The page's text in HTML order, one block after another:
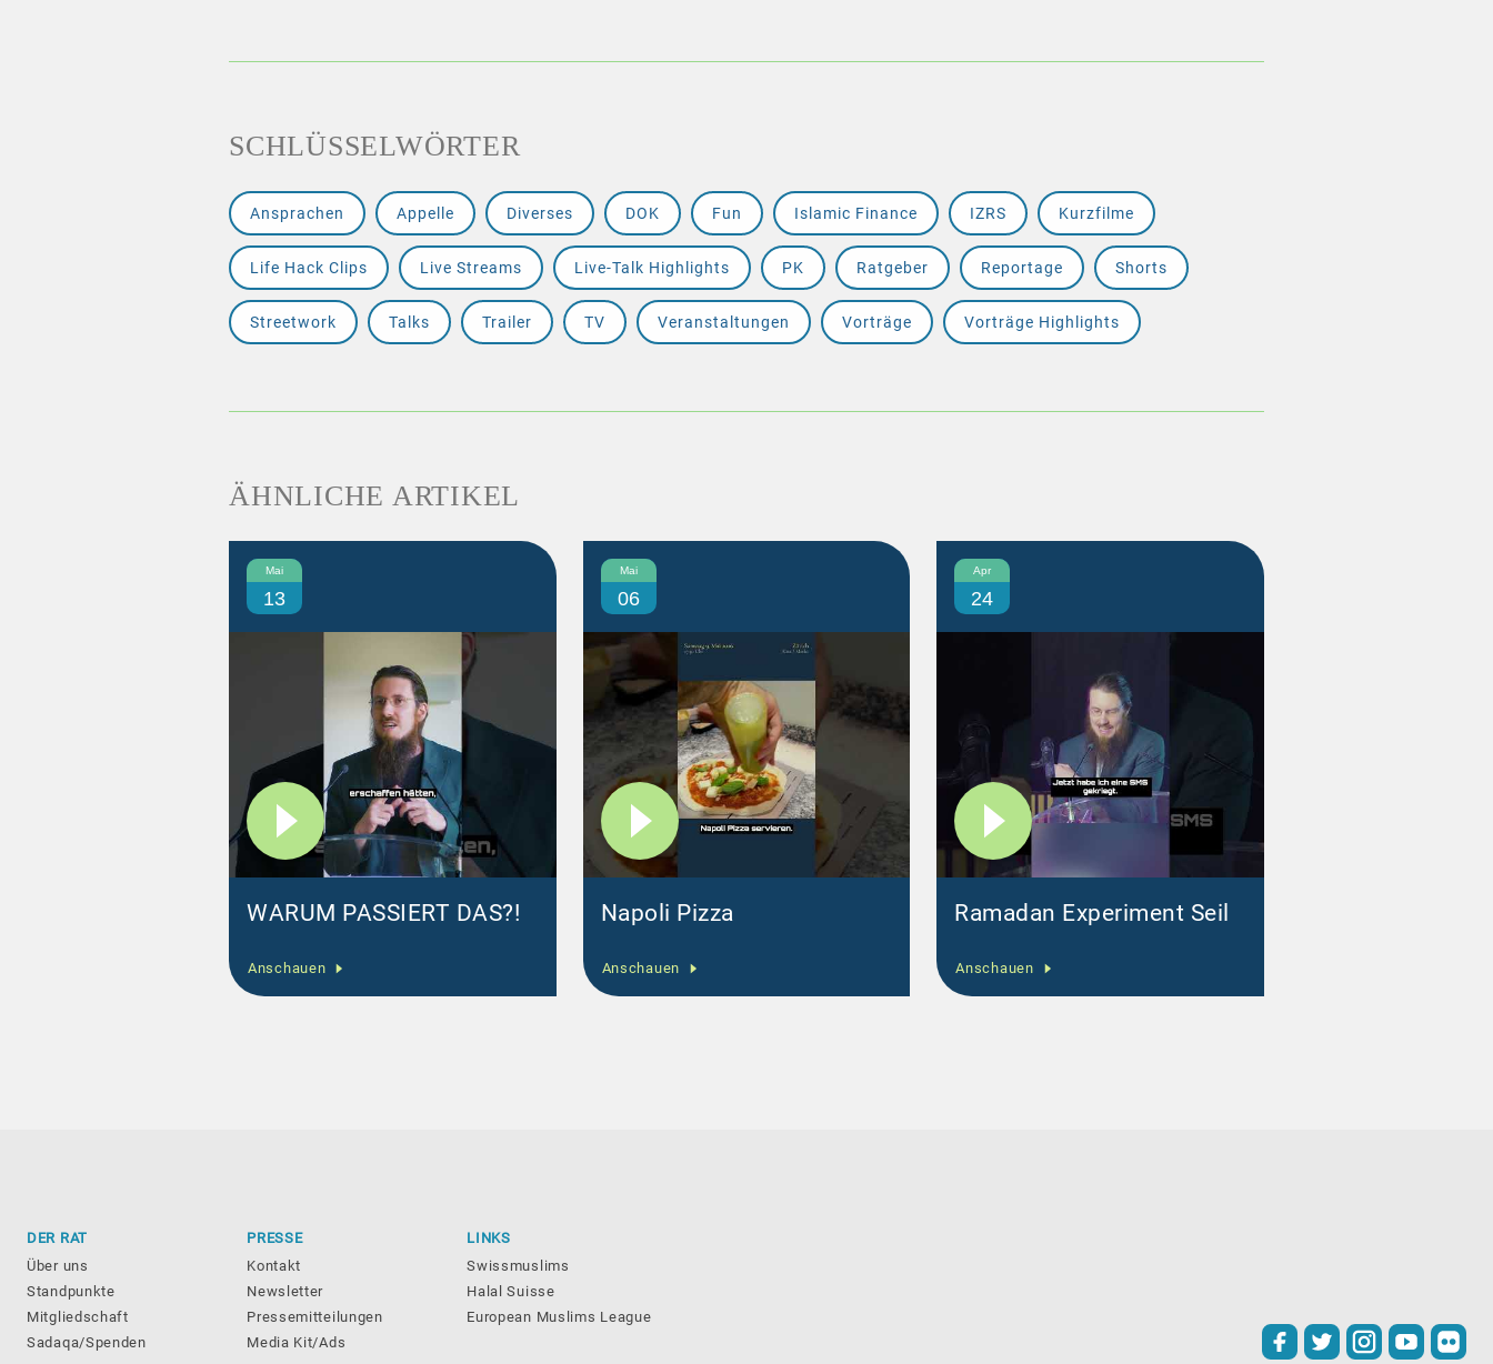
SCHLÜSSELWÖRTER
Ansprachen Appelle Diverses DOK Fun Islamic Finance IZRS Kurzfilme
Life Hack Clips Live Streams Live-Talk Highlights PK Ratgeber Reportage Shorts
Streetwork Talks Trailer TV Veranstaltungen Vorträge Vorträge Highlights
ÄHNLICHE ARTIKEL
Mai
13
WARUM PASSIERT DAS?!
Anschauen
Mai
06
Napoli Pizza
Anschauen
Apr
24
Ramadan Experiment Seil
Anschauen
DER RAT
Über uns
Standpunkte
Mitgliedschaft
Sadaqa/Spenden
PRESSE
Kontakt
Newsletter
Pressemitteilungen
Media Kit/Ads
LINKS
Swissmuslims
Halal Suisse
European Muslims League